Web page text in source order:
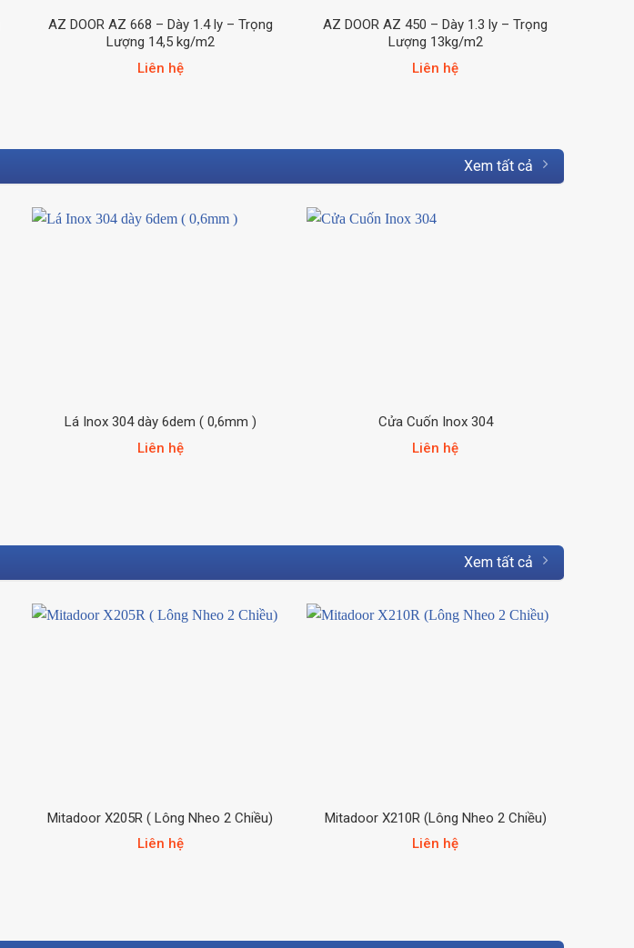
AZ DOOR AZ 668 – Dày 1.4 ly – Trọng
Lượng 14,5 kg/m2
Liên hệ
AZ DOOR AZ 450 – Dày 1.3 ly – Trọng
Lượng 13kg/m2
Liên hệ
Xem tất cả
Lá Inox 304 dày 6dem ( 0,6mm )
Liên hệ
Cửa Cuốn Inox 304
Liên hệ
Xem tất cả
Mitadoor X205R ( Lông Nheo 2 Chiều)
Liên hệ
Mitadoor X210R (Lông Nheo 2 Chiều)
Liên hệ